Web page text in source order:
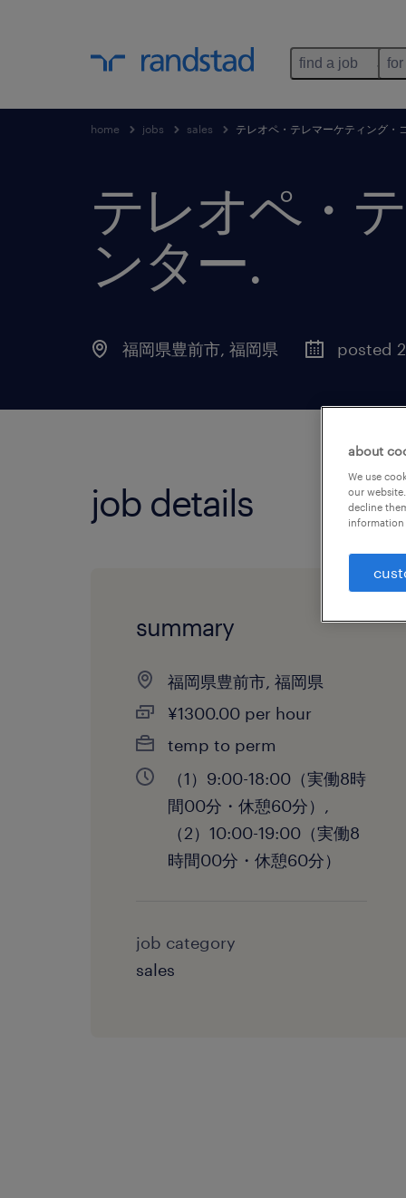
find a job
home jobs sales テレオペ・テレマーケティング・
テレオペ・
ンター.
福岡県豊前市, 福岡県 posted
job details
summary
福岡県豊前市, 福岡県
¥1300.00 per hour
temp to perm
（1）9:00-18:00（実働8時
間00分・休憩60分）,
（2）10:00-19:00（実働8
時間00分・休憩60分）
job category
sales
about
We use
our
decline
information